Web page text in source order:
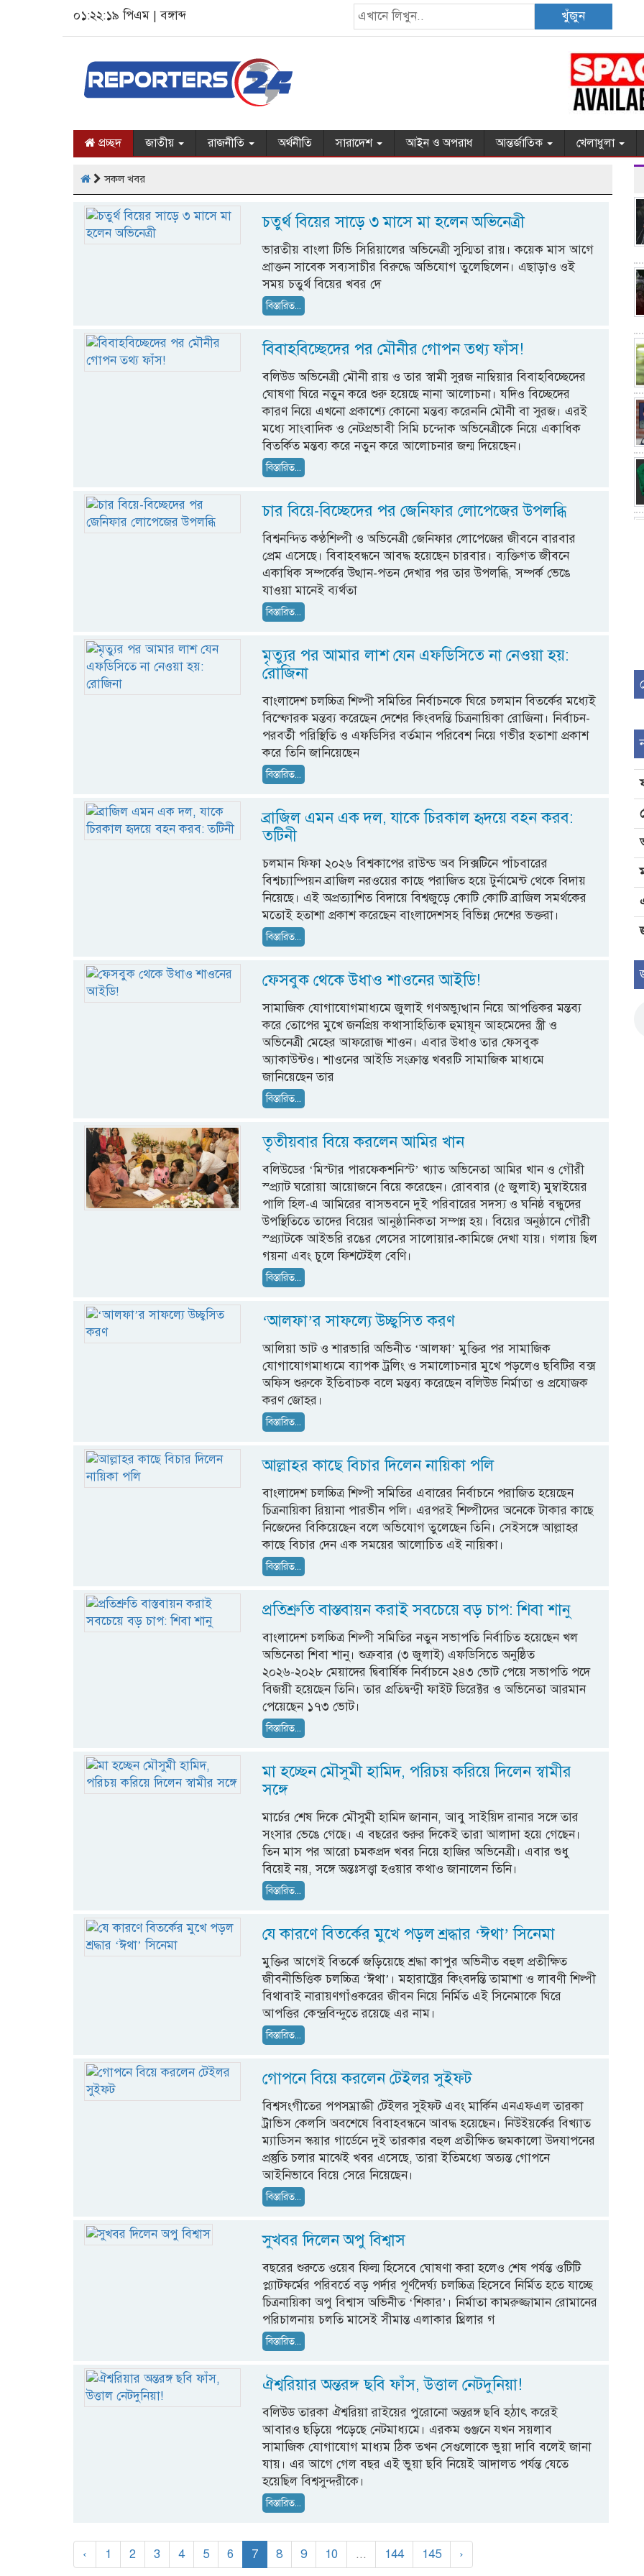
০১:২২:২০ পিএম |বঙ্গাব্দ খুঁজুন
প্রচ্ছদ জাতীয় রাজনীতি অর্থনীতি সারাদেশ আইন ও অপরাধ আন্তর্জাতিক খেলাধুলা
সকল খবর
চতুর্থ বিয়ের সাড়ে ৩ মাসে মা হলেন অভিনেত্রী
ভারতীয় বাংলা টিভি সিরিয়ালের অভিনেত্রী সুস্মিতা রায়। কয়েক মাস আগে
প্রাক্তন সাবেক সব্যসাচীর বিরুদ্ধে অভিযোগ তুলেছিলেন। এছাড়াও ওই
সময় চতুর্থ বিয়ের খবর দে
বিস্তারিত...
বিবাহবিচ্ছেদের পর মৌনীর গোপন তথ্য ফাঁস!
বলিউড অভিনেত্রী মৌনী রায় ও তার স্বামী সুরজ নাম্বিয়ার বিবাহবিচ্ছেদের
ঘোষণা ঘিরে নতুন করে শুরু হয়েছে নানা আলোচনা। যদিও বিচ্ছেদের
কারণ নিয়ে এখনো প্রকাশ্যে কোনো মন্তব্য করেননি মৌনী বা সুরজ। এরই
মধ্যে সাংবাদিক ও নেটপ্রভাবী সিমি চন্দোক অভিনেত্রীকে নিয়ে একাধিক
বিতর্কিত মন্তব্য করে নতুন করে আলোচনার জন্ম দিয়েছেন।
বিস্তারিত...
চার বিয়ে-বিচ্ছেদের পর জেনিফার লোপেজের উপলব্ধি
বিশ্বনন্দিত কণ্ঠশিল্পী ও অভিনেত্রী জেনিফার লোপেজের জীবনে বারবার
প্রেম এসেছে। বিবাহবন্ধনে আবদ্ধ হয়েছেন চারবার। ব্যক্তিগত জীবনে
একাধিক সম্পর্কের উত্থান-পতন দেখার পর তার উপলব্ধি, সম্পর্ক ভেঙে
যাওয়া মানেই ব্যর্থতা
বিস্তারিত...
মৃত্যুর পর আমার লাশ যেন এফডিসিতে না নেওয়া হয়:
রোজিনা
বাংলাদেশ চলচ্চিত্র শিল্পী সমিতির নির্বাচনকে ঘিরে চলমান বিতর্কের মধ্যেই
বিস্ফোরক মন্তব্য করেছেন দেশের কিংবদন্তি চিত্রনায়িকা রোজিনা। নির্বাচন-
পরবর্তী পরিস্থিতি ও এফডিসির বর্তমান পরিবেশ নিয়ে গভীর হতাশা প্রকাশ
করে তিনি জানিয়েছেন
বিস্তারিত...
ব্রাজিল এমন এক দল, যাকে চিরকাল হৃদয়ে বহন করব:
তটিনী
চলমান ফিফা ২০২৬ বিশ্বকাপের রাউন্ড অব সিক্সটিনে পাঁচবারের
বিশ্বচ্যাম্পিয়ন ব্রাজিল নরওয়ের কাছে পরাজিত হয়ে টুর্নামেন্ট থেকে বিদায়
নিয়েছে। এই অপ্রত্যাশিত বিদায়ে বিশ্বজুড়ে কোটি কোটি ব্রাজিল সমর্থকের
মতোই হতাশা প্রকাশ করেছেন বাংলাদেশসহ বিভিন্ন দেশের ভক্তরা।
বিস্তারিত...
ফেসবুক থেকে উধাও শাওনের আইডি!
সামাজিক যোগাযোগমাধ্যমে জুলাই গণঅভ্যুত্থান নিয়ে আপত্তিকর মন্তব্য
করে তোপের মুখে জনপ্রিয় কথাসাহিত্যিক হুমায়ূন আহমেদের স্ত্রী ও
অভিনেত্রী মেহের আফরোজ শাওন। এবার উধাও তার ফেসবুক
অ্যাকাউন্টও। শাওনের আইডি সংক্রান্ত খবরটি সামাজিক মাধ্যমে
জানিয়েছেন তার
বিস্তারিত...
তৃতীয়বার বিয়ে করলেন আমির খান
বলিউডের ‘মিস্টার পারফেকশনিস্ট’ খ্যাত অভিনেতা আমির খান ও গৌরী
স্প্র্যাট ঘরোয়া আয়োজনে বিয়ে করেছেন। রোববার (৫ জুলাই) মুম্বাইয়ের
পালি হিল-এ আমিরের বাসভবনে দুই পরিবারের সদস্য ও ঘনিষ্ঠ বন্ধুদের
উপস্থিতিতে তাদের বিয়ের আনুষ্ঠানিকতা সম্পন্ন হয়। বিয়ের অনুষ্ঠানে গৌরী
স্প্র্যাটকে আইভরি রঙের লেসের সালোয়ার-কামিজে দেখা যায়। গলায় ছিল
গয়না এবং চুলে ফিশটেইল বেণি।
বিস্তারিত...
‘আলফা’র সাফল্যে উচ্ছ্বসিত করণ
আলিয়া ভাট ও শারভারি অভিনীত ‘আলফা’ মুক্তির পর সামাজিক
যোগাযোগমাধ্যমে ব্যাপক ট্রলিং ও সমালোচনার মুখে পড়লেও ছবিটির বক্স
অফিস শুরুকে ইতিবাচক বলে মন্তব্য করেছেন বলিউড নির্মাতা ও প্রযোজক
করণ জোহর।
বিস্তারিত...
আল্লাহর কাছে বিচার দিলেন নায়িকা পলি
বাংলাদেশ চলচ্চিত্র শিল্পী সমিতির এবারের নির্বাচনে পরাজিত হয়েছেন
চিত্রনায়িকা রিয়ানা পারভীন পলি। এরপরই শিল্পীদের অনেকে টাকার কাছে
নিজেদের বিকিয়েছেন বলে অভিযোগ তুলেছেন তিনি। সেইসঙ্গে আল্লাহর
কাছে বিচার দেন এক সময়ের আলোচিত এই নায়িকা।
বিস্তারিত...
প্রতিশ্রুতি বাস্তবায়ন করাই সবচেয়ে বড় চাপ: শিবা শানু
বাংলাদেশ চলচ্চিত্র শিল্পী সমিতির নতুন সভাপতি নির্বাচিত হয়েছেন খল
অভিনেতা শিবা শানু। শুক্রবার (৩ জুলাই) এফডিসিতে অনুষ্ঠিত
২০২৬-২০২৮ মেয়াদের দ্বিবার্ষিক নির্বাচনে ২৪৩ ভোট পেয়ে সভাপতি পদে
বিজয়ী হয়েছেন তিনি। তার প্রতিদ্বন্দ্বী ফাইট ডিরেক্টর ও অভিনেতা আরমান
পেয়েছেন ১৭৩ ভোট।
বিস্তারিত...
মা হচ্ছেন মৌসুমী হামিদ, পরিচয় করিয়ে দিলেন স্বামীর
সঙ্গে
মার্চের শেষ দিকে মৌসুমী হামিদ জানান, আবু সাইয়িদ রানার সঙ্গে তার
সংসার ভেঙে গেছে। এ বছরের শুরুর দিকেই তারা আলাদা হয়ে গেছেন।
তিন মাস পর আরো চমকপ্রদ খবর নিয়ে হাজির অভিনেত্রী। এবার শুধু
বিয়েই নয়, সঙ্গে অন্তঃসত্ত্বা হওয়ার কথাও জানালেন তিনি।
বিস্তারিত...
যে কারণে বিতর্কের মুখে পড়ল শ্রদ্ধার ‘ঈথা’ সিনেমা
মুক্তির আগেই বিতর্কে জড়িয়েছে শ্রদ্ধা কাপুর অভিনীত বহুল প্রতীক্ষিত
জীবনীভিত্তিক চলচ্চিত্র ‘ঈথা’। মহারাষ্ট্রের কিংবদন্তি তামাশা ও লাবণী শিল্পী
বিথাবাই নারায়ণগাঁওকরের জীবন নিয়ে নির্মিত এই সিনেমাকে ঘিরে
আপত্তির কেন্দ্রবিন্দুতে রয়েছে এর নাম।
বিস্তারিত...
গোপনে বিয়ে করলেন টেইলর সুইফট
বিশ্বসংগীতের পপসম্রাজ্ঞী টেইলর সুইফট এবং মার্কিন এনএফএল তারকা
ট্রাভিস কেলসি অবশেষে বিবাহবন্ধনে আবদ্ধ হয়েছেন। নিউইয়র্কের বিখ্যাত
ম্যাডিসন স্কয়ার গার্ডেনে দুই তারকার বহুল প্রতীক্ষিত জমকালো উদযাপনের
প্রস্তুতি চলার মাঝেই খবর এসেছে, তারা ইতিমধ্যে অত্যন্ত গোপনে
আইনিভাবে বিয়ে সেরে নিয়েছেন।
বিস্তারিত...
সুখবর দিলেন অপু বিশ্বাস
বছরের শুরুতে ওয়েব ফিল্ম হিসেবে ঘোষণা করা হলেও শেষ পর্যন্ত ওটিটি
প্ল্যাটফর্মের পরিবর্তে বড় পর্দার পূর্ণদৈর্ঘ্য চলচ্চিত্র হিসেবে নির্মিত হতে যাচ্ছে
চিত্রনায়িকা অপু বিশ্বাস অভিনীত ‘শিকার’। নির্মাতা কামরুজ্জামান রোমানের
পরিচালনায় চলতি মাসেই সীমান্ত এলাকার থ্রিলার গ
বিস্তারিত...
ঐশ্বরিয়ার অন্তরঙ্গ ছবি ফাঁস, উত্তাল নেটদুনিয়া!
বলিউড তারকা ঐশ্বরিয়া রাইয়ের পুরোনো অন্তরঙ্গ ছবি হঠাৎ করেই
আবারও ছড়িয়ে পড়েছে নেটমাধ্যমে। এরকম গুঞ্জনে যখন সয়লাব
সামাজিক যোগাযোগ মাধ্যম ঠিক তখন সেগুলোকে ভুয়া দাবি বলেই জানা
যায়। এর আগে গেল বছর এই ভুয়া ছবি নিয়েই আদালত পর্যন্ত যেতে
হয়েছিল বিশ্বসুন্দরীকে।
বিস্তারিত...
‹ 1 2 3 4 5 6 7 8 9 10 ... 144 145 ›